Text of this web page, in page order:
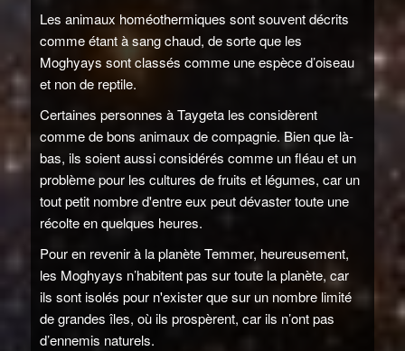
Les animaux homéothermiques sont souvent décrits
comme étant à sang chaud, de sorte que les
Moghyays sont classés comme une espèce d’oiseau
et non de reptile.
Certaines personnes à Taygeta les considèrent
comme de bons animaux de compagnie. Bien que là-
bas, ils soient aussi considérés comme un fléau et un
problème pour les cultures de fruits et légumes, car un
tout petit nombre d'entre eux peut dévaster toute une
récolte en quelques heures.
Pour en revenir à la planète Temmer, heureusement,
les Moghyays n’habitent pas sur toute la planète, car
ils sont isolés pour n'exister que sur un nombre limité
de grandes îles, où ils prospèrent, car ils n’ont pas
d’ennemis naturels.